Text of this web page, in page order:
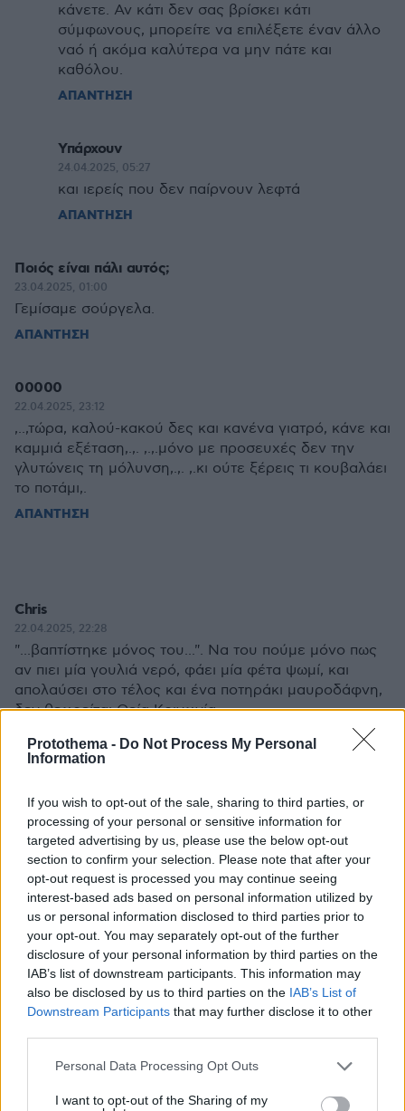
Protothema - Do Not Process My Personal
Information
If you wish to opt-out of the sale, sharing to third parties, or
processing of your personal or sensitive information for
targeted advertising by us, please use the below opt-out
section to confirm your selection. Please note that after your
opt-out request is processed you may continue seeing
interest-based ads based on personal information utilized by
us or personal information disclosed to third parties prior to
your opt-out. You may separately opt-out of the further
disclosure of your personal information by third parties on the
IAB’s list of downstream participants. This information may
also be disclosed by us to third parties on the IAB’s List of
Downstream Participants that may further disclose it to other
Please note that this website/app uses one or more Google
not limited to your visit or usage behaviour. You may click to
Personal Data Processing Opt Outs
I want to opt-out of the Sharing of my
κάνετε. Αν κάτι δεν σας βρίσκει κάτι
σύμφωνους, μπορείτε να επιλέξετε έναν άλλο
ναό ή ακόμα καλύτερα να μην πάτε και
καθόλου.
ΑΠΑΝΤΗΣΗ
Υπάρχουν
24.04.2025, 05:27
και ιερείς που δεν παίρνουν λεφτά
ΑΠΑΝΤΗΣΗ
Ποιός είναι πάλι αυτός;
23.04.2025, 01:00
Γεμίσαμε σούργελα.
ΑΠΑΝΤΗΣΗ
00000
22.04.2025, 23:12
,..,τώρα, καλού-κακού δες και κανένα γιατρό, κάνε και
καμμιά εξέταση,.,. ,.,.μόνο με προσευχές δεν την
γλυτώνεις τη μόλυνση,.,. ,.κι ούτε ξέρεις τι κουβαλάει
το ποτάμι,.
ΑΠΑΝΤΗΣΗ
Chris
22.04.2025, 22:28
"...βαπτίστηκε μόνος του...". Να του πούμε μόνο πως
αν πιει μία γουλιά νερό, φάει μία φέτα ψωμί, και
απολαύσει στο τέλος και ένα ποτηράκι μαυροδάφνη,
δεν θεωρείται Θεία Κοινωνία
ΑΠΑΝΤΗΣΗ
22.04.2025, 21:56
ΑΠΑΝΤΗΣΗ
Μετα από 2000..
22.04.2025, 21:40
+ χρόνια το νερό αυτό έχει πάει αλλού.. καθώς το
νερό κυλά
ΑΠΑΝΤΗΣΗ
22.04.2025, 21:31